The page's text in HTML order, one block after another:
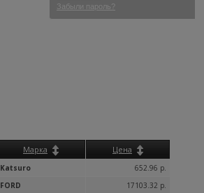
Забыли пароль?
Марка Цена
Katsuro
652.96 р.
FORD
17103.32 р.